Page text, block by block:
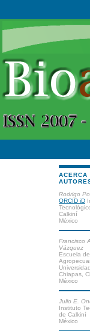
ACERCA
Rodrigo
ORCID iD
Calkiní
México
Francisco
Vázquez
Escuela
Chiapas,
México
Julio E.
Instituto
de Calkiní
México